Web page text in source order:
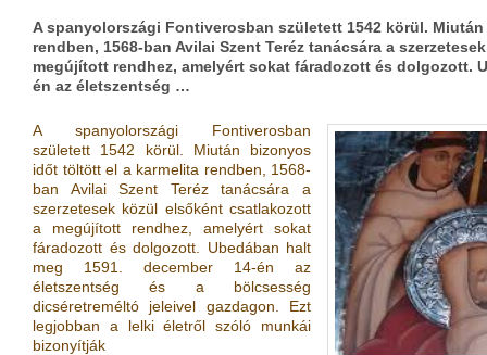
A spanyolországi Fontiverosban született 1542 körül.
rendben, 1568-ban Avilai Szent Teréz tanácsára a
megújított rendhez, amelyért sokat fáradozott és dolgozott.
én az életszentség …
A spanyolországi Fontiverosban
született 1542 körül. Miután bizonyos
időt töltött el a karmelita rendben, 1568-
ban Avilai Szent Teréz tanácsára a
szerzetesek közül elsőként csatlakozott
a megújított rendhez, amelyért sokat
fáradozott és dolgozott. Ubedában halt
meg 1591. december 14-én az
életszentség és a bölcsesség
dicséretreméltó jeleivel gazdagon. Ezt
legjobban a lelki életről szóló munkái
bizonyítják